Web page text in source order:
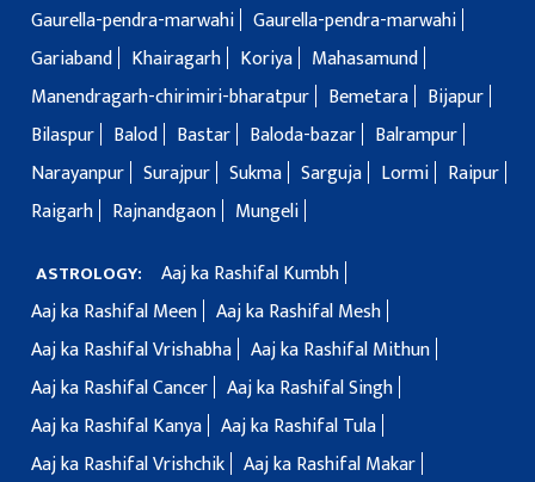
Gaurella-pendra-marwahi Gaurella-pendra-marwahi
Gariaband
Khairagarh Koriya
Mahasamund
Manendragarh-chirimiri-bharatpur
Bemetara
Bijapur
Bilaspur
Balod Bastar Baloda-bazar
Balrampur
Narayanpur Surajpur Sukma Sarguja Lormi
Raipur
Raigarh
Rajnandgaon Mungeli
ASTROLOGY:
Aaj ka Rashifal Kumbh
Aaj ka Rashifal Meen Aaj ka Rashifal Mesh
Aaj ka Rashifal Vrishabha Aaj ka Rashifal Mithun
Aaj ka Rashifal Cancer Aaj ka Rashifal Singh
Aaj ka Rashifal Kanya Aaj ka Rashifal Tula
Aaj ka Rashifal Vrishchik Aaj ka Rashifal Makar